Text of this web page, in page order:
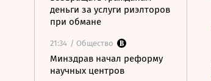
деньги за услуги риэлторов
при обмане
21:34 / Общество
Минздрав начал реформу
научных центров